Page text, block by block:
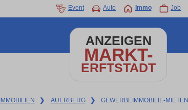
Event Auto Immo Job
ANZEIGEN
MARKT-
ERFTSTADT
IMMOBILIEN ❯ AUERBERG ❯ GEWERBEIMMOBILIE-MIETEN